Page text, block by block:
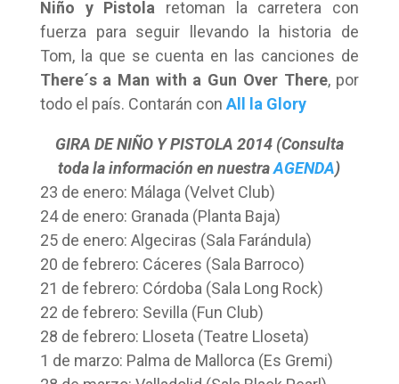
Niño y Pistola retoman la carretera con
fuerza para seguir llevando la historia de
Tom, la que se cuenta en las canciones de
There´s a Man with a Gun Over There, por
todo el país. Contarán con All la Glory
GIRA DE NIÑO Y PISTOLA 2014 (Consulta
toda la información en nuestraAGENDA)
23 de enero: Málaga (Velvet Club)
24 de enero: Granada (Planta Baja)
25 de enero: Algeciras (Sala Farándula)
20 de febrero: Cáceres (Sala Barroco)
21 de febrero: Córdoba (Sala Long Rock)
22 de febrero: Sevilla (Fun Club)
28 de febrero: Lloseta (Teatre Lloseta)
1 de marzo: Palma de Mallorca (Es Gremi)